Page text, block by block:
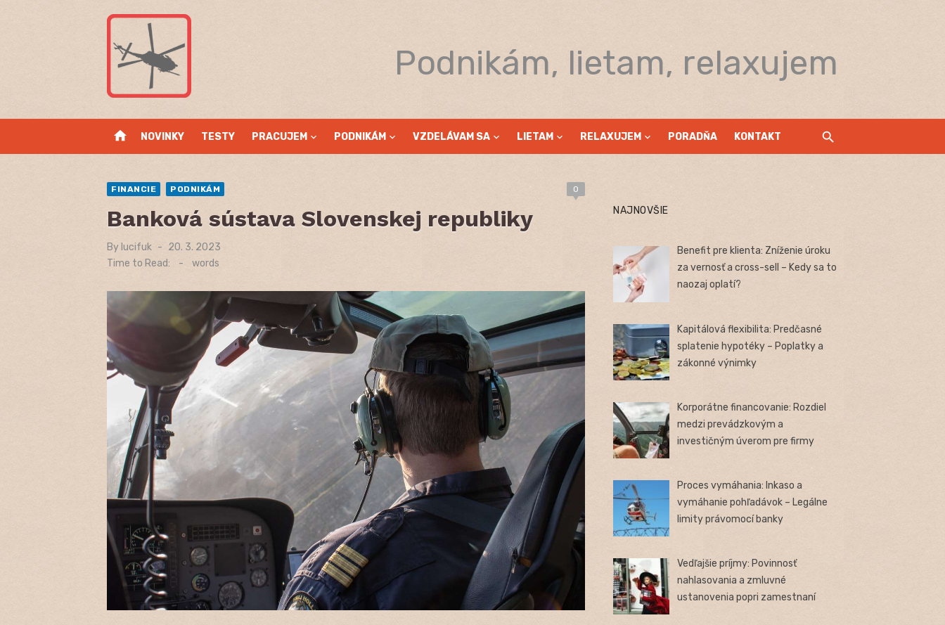
Podnikám, lietam, relaxujem
home NOVINKY TESTY PRACUJEM PODNIKÁM VZDELÁVAM SA LIETAM RELAXUJEM PORADŇA KONTAKT
FINANCIE PODNIKÁM 0
Banková sústava Slovenskej republiky
By lucifuk
Posted
on
20. 3. 2023
Time to Read:
- words
NAJNOVŠIE
Benefit pre klienta: Zníženie úroku
za vernosť a cross-sell – Kedy sa to
naozaj oplatí?
Kapitálová flexibilita: Predčasné
splatenie hypotéky – Poplatky a
zákonné výnimky
Korporátne financovanie: Rozdiel
medzi prevádzkovým a
investičným úverom pre firmy
Proces vymáhania: Inkaso a
vymáhanie pohľadávok – Legálne
limity právomocí banky
Vedľajšie príjmy: Povinnosť
nahlasovania a zmluvné
ustanovenia popri zamestnaní